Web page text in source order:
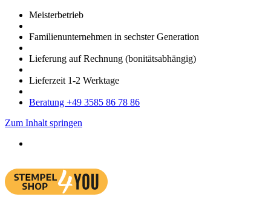
Meister­betrieb
Familien­unter­nehmen in sechster Gene­ration
Lieferung auf Rech­nung (bonitätsabhängig)
Liefer­zeit 1-2 Werk­tage
Bera­tung +49 3585 86 78 86
Zum Inhalt springen